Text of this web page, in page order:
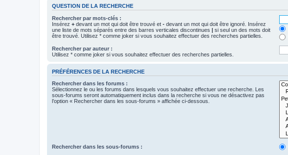
QUESTION DE LA RECHERCHE
Rechercher par mots-clés :
Insérez + devant un mot qui doit être trouvé et - devant un mot qui doit être ignoré. Insérez
une liste de mots séparés entre des barres verticales discontinues | si seul un des mots doit
être trouvé. Utilisez * comme joker si vous souhaitez effectuer des recherches partielles.
Rechercher par auteur :
Utilisez * comme joker si vous souhaitez effectuer des recherches partielles.
PRÉFÉRENCES DE LA RECHERCHE
Rechercher dans les forums :
Sélectionnez le ou les forums dans lesquels vous souhaitez effectuer une recherche. Les
sous-forums seront automatiquement inclus dans la recherche si vous ne désactivez pas
l’option « Rechercher dans les sous-forums » affichée ci-dessous.
Rechercher dans les sous-forums :